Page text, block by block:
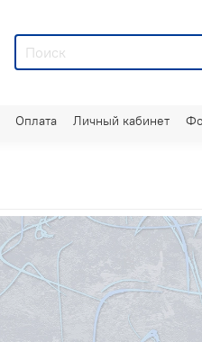
Оплата Личный кабинет